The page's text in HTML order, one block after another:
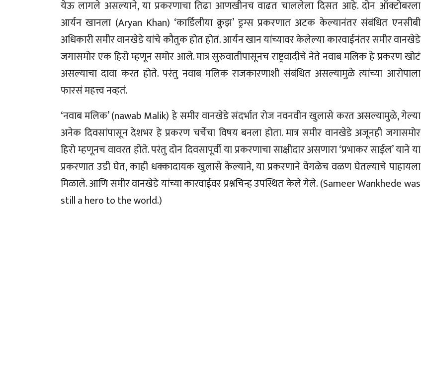
येऊ लागले असल्याने, या प्रकरणाचा तिढा आणखीनच वाढत चाललेला दिसत आहे. दोन ऑक्टोबरला
आर्यन खानला (Aryan Khan) ‘कार्डिलीया क्रुझ’ ड्रग्स प्रकरणात अटक केल्यानंतर संबंधित एनसीबी
अधिकारी समीर वानखेडे यांचे कौतुक होत होतं. आर्यन खान यांच्यावर केलेल्या कारवाईनंतर समीर वानखेडे
जगासमोर एक हिरो म्हणून समोर आले. मात्र सुरुवातीपासूनच राष्ट्रवादीचे नेते नवाब मलिक हे प्रकरण खोटं
असल्याचा दावा करत होते. परंतु नवाब मलिक राजकारणाशी संबंधित असल्यामुळे त्यांच्या आरोपाला
फारसं महत्त्व नव्हतं.
‘नवाब मलिक’ (nawab Malik) हे समीर वानखेडे संदर्भात रोज नवनवीन खुलासे करत असल्यामुळे, गेल्या
अनेक दिवसांपासून देशभर हे प्रकरण चर्चेचा विषय बनला होता. मात्र समीर वानखेडे अजूनही जगासमोर
हिरो म्हणूनच वावरत होते. परंतु दोन दिवसापूर्वी या प्रकरणाचा साक्षीदार असणारा ‘प्रभाकर साईल’ याने या
प्रकरणात उडी घेत, काही धक्कादायक खुलासे केल्याने, या प्रकरणाने वेगळेच वळण घेतल्याचे पाहायला
मिळाले. आणि समीर वानखेडे यांच्या कारवाईवर प्रश्नचिन्ह उपस्थित केले गेले. (Sameer Wankhede was
still a hero to the world.)